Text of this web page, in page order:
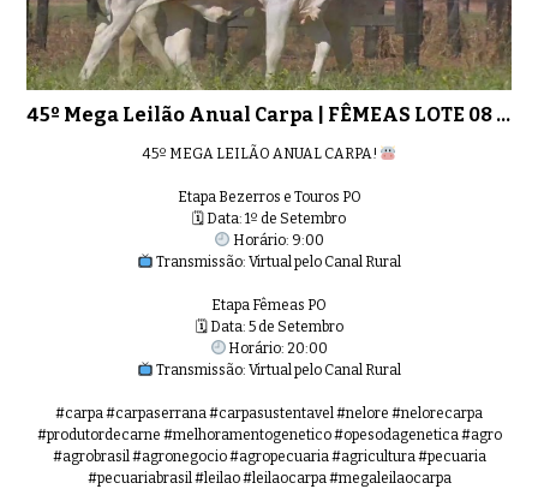
45º Mega Leilão Anual Carpa | FÊMEAS LOTE 08 - 9008
45º MEGA LEILÃO ANUAL CARPA!
Etapa Bezerros e Touros PO
🗓 Data: 1º de Setembro
Horário: 9:00
Transmissão: Virtual pelo Canal Rural
Etapa Fêmeas PO
🗓 Data: 5 de Setembro
Horário: 20:00
Transmissão: Virtual pelo Canal Rural
#carpa #carpaserrana #carpasustentavel #nelore #nelorecarpa
#produtordecarne #melhoramentogenetico #opesodagenetica #agro
#agrobrasil #agronegocio #agropecuaria #agricultura #pecuaria
#pecuariabrasil #leilao #leilaocarpa #megaleilaocarpa